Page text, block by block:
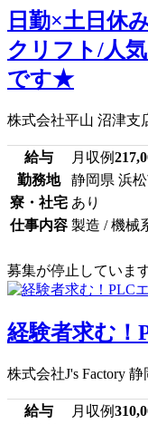
日勤×土日休
クリフト/人
です★
株式会社平山 沼津支
給与 月収例
勤務地
静岡県 浜
寮・社宅 あり
仕事内容 製造 / 機械
募集が停止していま
経験者求む！
株式会社J's Factory
給与 月収例